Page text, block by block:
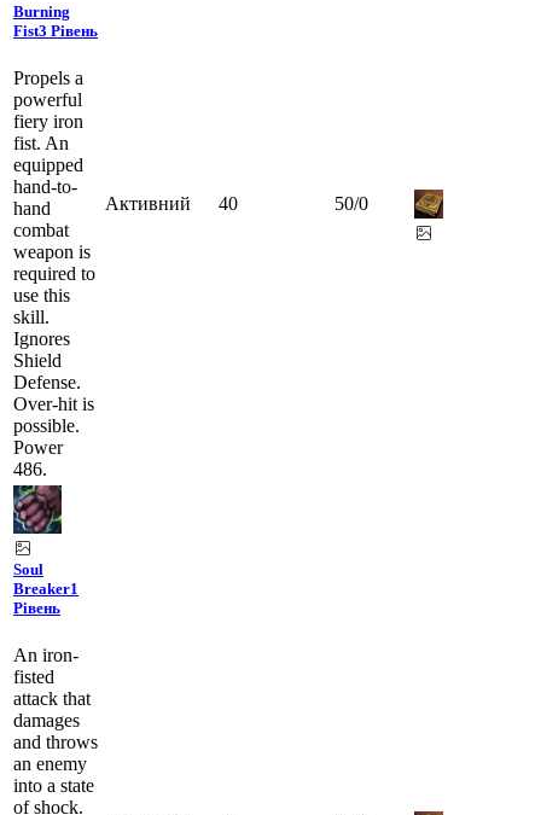
Burning
Fist3 Рівень
Propels a
powerful
fiery iron
fist. An
equipped
hand-to-
hand
combat
weapon is
required to
use this
skill.
Ignores
Shield
Defense.
Over-hit is
possible.
Power
486.
Активний 40 50/0
Soul
Breaker1
Рівень
An iron-
fisted
attack that
damages
and throws
an enemy
into a state
of shock.